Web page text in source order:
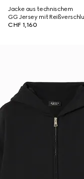
Jacke aus technischem
GG Jersey mit
CHF 1,160